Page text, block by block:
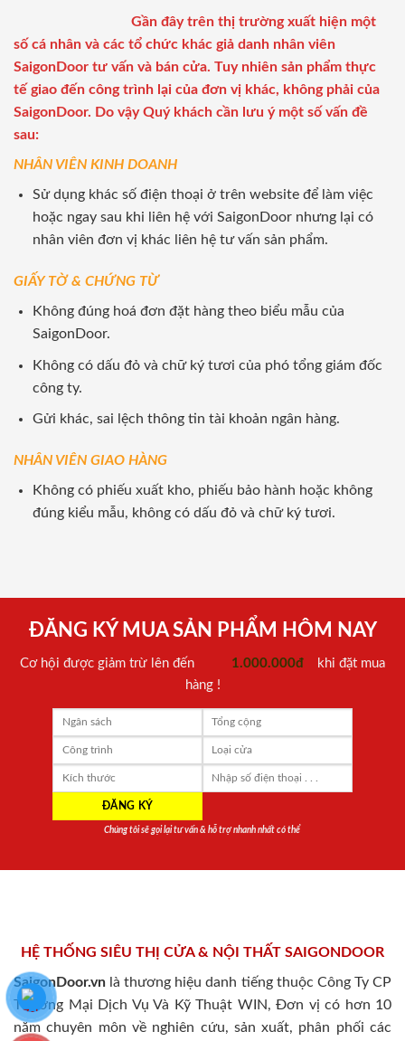
Gần đây trên thị trường xuất hiện một
số cá nhân và các tổ chức khác giả danh nhân viên
SaigonDoor tư vấn và bán cửa. Tuy nhiên sản phẩm thực
tế giao đến công trình lại của đơn vị khác, không phải của
SaigonDoor. Do vậy Quý khách cần lưu ý một số vấn đề
sau:
NHÂN VIÊN KINH DOANH
Sử dụng khác số điện thoại ở trên website để làm việc
hoặc ngay sau khi liên hệ với SaigonDoor nhưng lại có
nhân viên đơn vị khác liên hệ tư vấn sản phẩm.
GIẤY TỜ & CHỨNG TỪ
Không đúng hoá đơn đặt hàng theo biểu mẫu của
SaigonDoor.
Không có dấu đỏ và chữ ký tươi của phó tổng giám đốc
công ty.
Gửi khác, sai lệch thông tin tài khoản ngân hàng.
NHÂN VIÊN GIAO HÀNG
Không có phiếu xuất kho, phiếu bảo hành hoặc không
đúng kiểu mẫu, không có dấu đỏ và chữ ký tươi.
ĐĂNG KÝ MUA SẢN PHẨM HÔM NAY
Cơ hội được giảm trừ lên đến 1.000.000đ
khi đặt mua
hàng !
Chúng tôi sẽ gọi lại tư vấn & hỗ trợ nhanh nhất có thể
HỆ THỐNG SIÊU THỊ CỬA & NỘI THẤT SAIGONDOOR
SaigonDoor.vn là thương hiệu danh tiếng thuộc Công Ty CP
Thương Mại Dịch Vụ Và Kỹ Thuật WIN, Đơn vị có hơn 10
năm chuyên môn về nghiên cứu, sản xuất, phân phối các